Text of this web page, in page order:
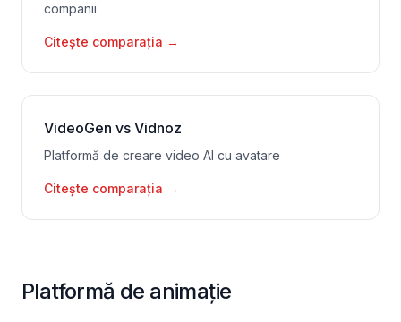
companii
Citește comparația →
VideoGen vs Vidnoz
Platformă de creare video AI cu avatare
Citește comparația →
Platformă de animație